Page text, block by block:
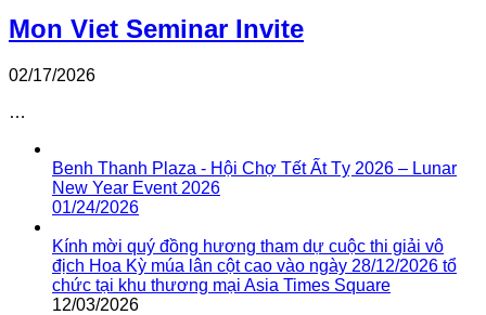
Mon Viet Seminar Invite
02/17/2026
…
Benh Thanh Plaza - Hội Chợ Tết Ất Tỵ 2026 – Lunar
New Year Event 2026
01/24/2026
Kính mời quý đồng hương tham dự cuộc thi giải vô
địch Hoa Kỳ múa lân cột cao vào ngày 28/12/2026 tổ
chức tại khu thương mại Asia Times Square
12/03/2026